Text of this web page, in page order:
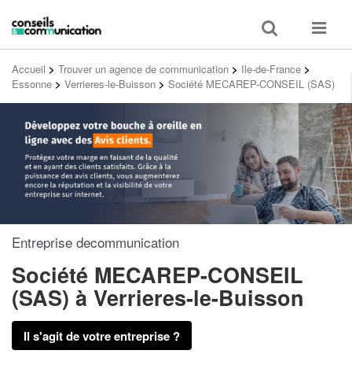
Toggle
search
Toggle
Accueil > Trouver un agence de communication > Ile-de-France >
Essonne > Verrieres-le-Buisson > Société MECAREP-CONSEIL (SAS)
Entreprise decommunication
Société MECAREP-CONSEIL
(SAS) à Verrieres-le-Buisson
Il s'agit de votre entreprise ?